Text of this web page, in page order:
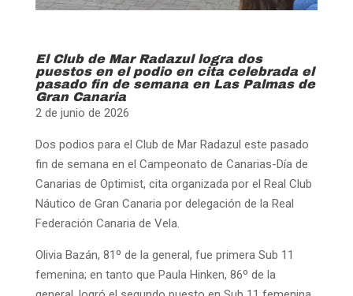
El Club de Mar Radazul logra dos
puestos en el podio en cita celebrada el
pasado fin de semana en Las Palmas de
Gran Canaria
2 de junio de 2026
Dos podios para el Club de Mar Radazul este pasado
fin de semana en el Campeonato de Canarias-Día de
Canarias de Optimist, cita organizada por el Real Club
Náutico de Gran Canaria por delegación de la Real
Federación Canaria de Vela.
Olivia Bazán, 81º de la general, fue primera Sub 11
femenina; en tanto que Paula Hinken, 86º de la